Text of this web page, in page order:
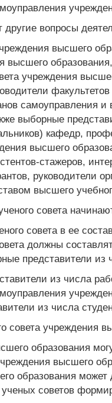
другие вопросы
высшего
высшего
учреждения
самоуправления
выборные
кафедр,
высшего
стажеров,
руководители
высшего
совета
совета в ее
должны
представители из
из числа
из числа
совета учреждения
образования
высшего
образования может
советов